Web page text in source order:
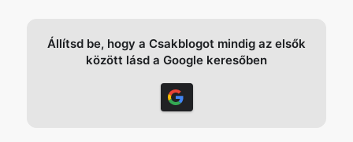
Állítsd be, hogy a Csakblogot mindig az elsők
között lásd a Google keresőben